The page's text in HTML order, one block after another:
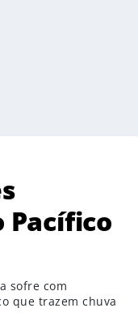
Pacífico
sofre com
que trazem chuva